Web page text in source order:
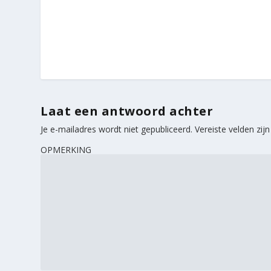
Laat een antwoord achter
Je e-mailadres wordt niet gepubliceerd. Vereiste velden
OPMERKING